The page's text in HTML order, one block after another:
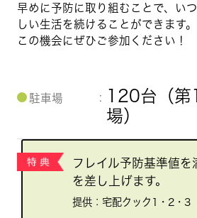
駐車場
120台（第
場）
早めに予防に取り組むことで、い
しい生活を続けることができます。
この機会にぜひご参加ください！
フレイル予防基準値を
を差し上げます。
提供：宅配クック1・2・3